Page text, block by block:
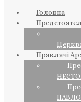
Якщо маєте
Ваша
Головна
Правлячі
ПАВЛО